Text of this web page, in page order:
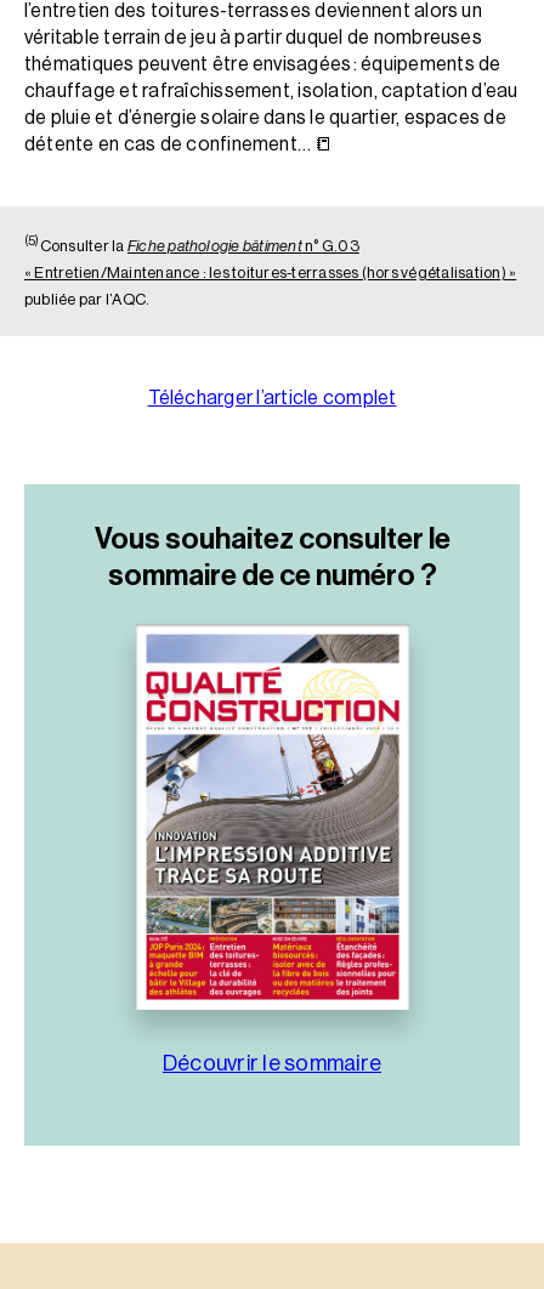
l’entretien des toitures-terrasses deviennent alors un
véritable terrain de jeu à partir duquel de nombreuses
thématiques peuvent être envisagées : équipements de
chauffage et rafraîchissement, isolation, captation d’eau
de pluie et d’énergie solaire dans le quartier, espaces de
détente en cas de confinement… 📒
(5)Consulter la Fiche pathologie bâtimentn° G.03
« Entretien/Maintenance : les toitures-terrasses (hors végétalisation) »
publiée par l’AQC.
Télécharger l’article complet
Vous souhaitez consulter le
sommairede ce numéro ?
Découvrir le sommaire